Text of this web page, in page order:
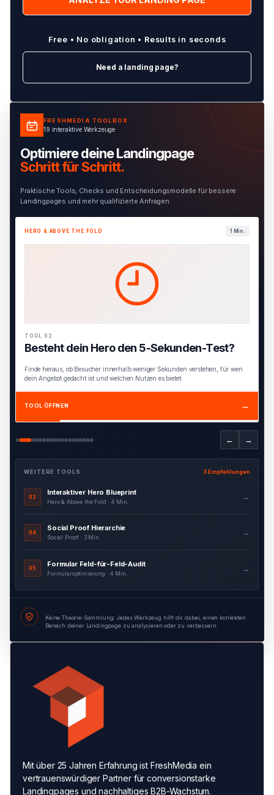
Free • No obligation • Results in seconds
Need a landing page?
FRESHMEDIA TOOLBOX
19 interaktive Werkzeuge
Optimiere deine Landingpage
Schritt für Schritt.
Praktische Tools, Checks und Entscheidungsmodelle für bessere
Landingpages und mehr qualifizierte Anfragen.
HERO & ABOVE THE FOLD 1 Min.
TOOL 02
Besteht dein Hero den 5-Sekunden-Test?
Finde heraus, ob Besucher innerhalb weniger Sekunden verstehen, für wen
dein Angebot gedacht ist und welchen Nutzen es bietet.
TOOL ÖFFNEN →
← →
WEITERE TOOLS 3 Empfehlungen
03
Interaktiver Hero Blueprint
Hero & Above the Fold · 4 Min.
→
04
Social Proof Hierarchie
Social Proof · 3 Min.
→
05
Formular Feld-für-Feld-Audit
Formularoptimierung · 4 Min.
→
Keine Theorie-Sammlung: Jedes Werkzeug hilft dir dabei, einen konkreten
Bereich deiner Landingpage zu analysieren oder zu verbessern.
Mit über 25 Jahren Erfahrung ist FreshMedia ein
vertrauenswürdiger Partner für conversionstarke
Landingpages und nachhaltiges B2B-Wachstum.